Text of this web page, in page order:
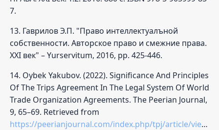
7.
13. Гаврилов Э.П. "Право интеллектуалъной
собственности. Авторское право и смежние права.
ХХI век" – Yurservitum, 2016, pp. 425-446.
14. Oybek Yakubov. (2022). Significance And Principles
Of The Trips Agreement In The Legal System Of World
Trade Organization Agreements. The Peerian Journal,
9, 65–69. Retrieved from
https://peerianjournal.com/index.php/tpj/article/view/299